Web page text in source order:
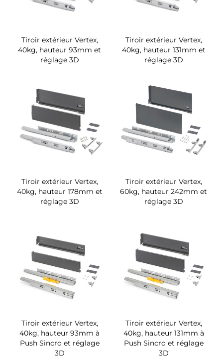
Tiroir extérieur Vertex,
40kg, hauteur 93mm et
réglage 3D
Tiroir extérieur Vertex,
40kg, hauteur 131mm et
réglage 3D
Tiroir extérieur Vertex,
40kg, hauteur 178mm et
réglage 3D
Tiroir extérieur Vertex,
60kg, hauteur 242mm et
réglage 3D
Tiroir extérieur Vertex,
40kg, hauteur 93mm à
Push Sincro et réglage
3D
Tiroir extérieur Vertex,
40kg, hauteur 131mm à
Push Sincro et réglage
3D